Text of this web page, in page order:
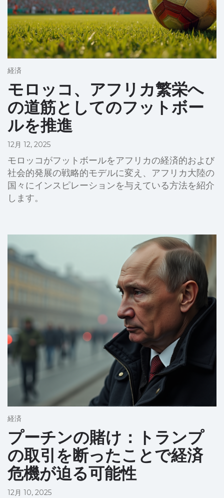
経済
モロッコ、アフリカ繁栄へ
の道筋としてのフットボー
ルを推進
12月 12, 2025
モロッコがフットボールをアフリカの経済的および
社会的発展の戦略的モデルに変え、アフリカ大陸の
国々にインスピレーションを与えている方法を紹介
します。
経済
プーチンの賭け：トランプ
の取引を断ったことで経済
危機が迫る可能性
12月 10, 2025